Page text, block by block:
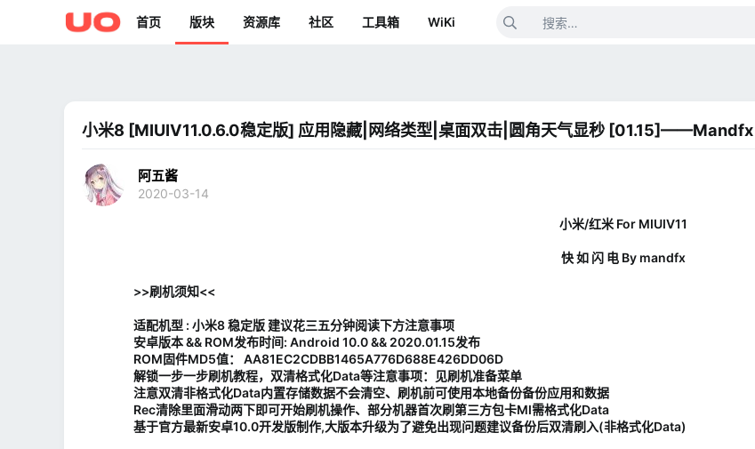
首页 版块 资源库 社区 工具箱 WiKi
小米8 [MIUIV11.0.6.0稳定版] 应用隐藏|网络类型|桌面双击|圆角天气显秒
阿五酱
2020-03-14
小米/红米 For MIUIV11
快 如 闪 电 By mandfx
>>刷机须知<<
适配机型 : 小米8 稳定版 建议花三五分钟阅读下方注意事项
安卓版本 && ROM发布时间: Android 10.0 && 2020.01.15发布
ROM固件MD5值： AA81EC2CDBB1465A776D688E426DD06D
解锁一步一步刷机教程，双清格式化Data等注意事项：见刷机准备菜单
注意双清非格式化Data内置存储数据不会清空、刷机前可使用本地备份备份应用和数据
Rec清除里面滑动两下即可开始刷机操作、部分机器首次刷第三方包卡MI需格式化Data
基于官方最新安卓10.0开发版制作,大版本升级为了避免出现问题建议备份后双清刷入(非格式化Data)